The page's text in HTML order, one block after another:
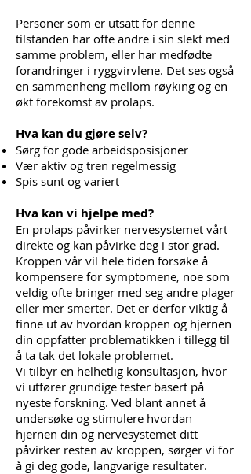
Personer som er utsatt for denne
tilstanden har ofte andre i sin slekt med
samme problem, eller har medfødte
forandringer i ryggvirvlene. Det ses også
en sammenheng mellom røyking og en
økt forekomst av prolaps.
Hva kan du gjøre selv?
Sørg for gode arbeidsposisjoner
Vær aktiv og tren regelmessig
Spis sunt og variert
Hva kan vi hjelpe med?
En prolaps påvirker nervesystemet vårt
direkte og kan påvirke deg i stor grad.
Kroppen vår vil hele tiden forsøke å
kompensere for symptomene, noe som
veldig ofte bringer med seg andre plager
eller mer smerter. Det er derfor viktig å
finne ut av hvordan kroppen og hjernen
din oppfatter problematikken i tillegg til
å ta tak det lokale problemet.
Vi tilbyr en helhetlig konsultasjon, hvor
vi utfører grundige tester basert på
nyeste forskning. Ved blant annet å
undersøke og stimulere hvordan
hjernen din og nervesystemet ditt
påvirker resten av kroppen, sørger vi for
å gi deg gode, langvarige resultater.